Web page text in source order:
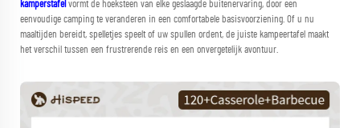
kamperstafel vormt de hoeksteen van elke geslaagde buitenervaring, door een
eenvoudige camping te veranderen in een comfortabele basisvoorziening. Of u nu
maaltijden bereidt, spelletjes speelt of uw spullen ordent, de juiste kampeertafel maakt
het verschil tussen een frustrerende reis en een onvergetelijk avontuur.